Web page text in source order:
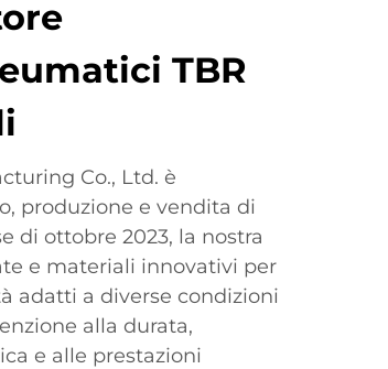
TBR
Co., Ltd. è
produzione e vendita di
di ottobre 2023, la nostra
e materiali innovativi per
adatti a diverse condizioni
alla durata,
e alle prestazioni